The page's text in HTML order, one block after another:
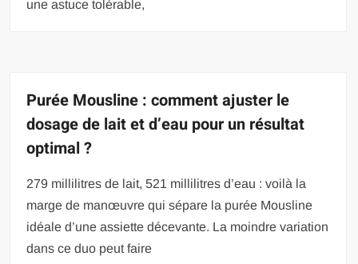
une astuce tolérable,
Purée Mousline : comment ajuster le
dosage de lait et d’eau pour un résultat
optimal ?
279 millilitres de lait, 521 millilitres d’eau : voilà la
marge de manœuvre qui sépare la purée Mousline
idéale d’une assiette décevante. La moindre variation
dans ce duo peut faire